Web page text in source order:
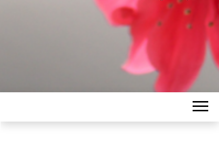
ALICE
BAWGAJ
Les petits mots d'Alice